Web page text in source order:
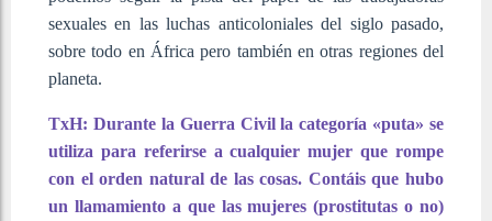
sexuales en las luchas anticoloniales del siglo pasado,
sobre todo en África pero también en otras regiones del
planeta.
TxH: Durante la Guerra Civil la categoría «puta» se
utiliza para referirse a cualquier mujer que rompe
con el orden natural de las cosas. Contáis que hubo
un llamamiento a que las mujeres (prostitutas o no)